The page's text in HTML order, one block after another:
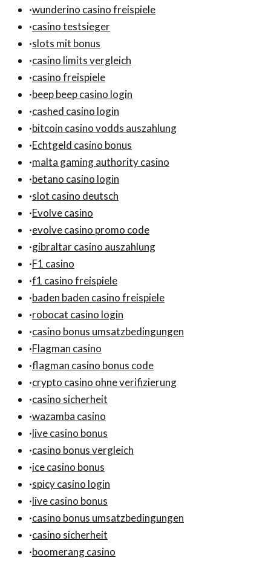
·wunderino casino freispiele
·casino testsieger
·slots mit bonus
·casino limits vergleich
·casino freispiele
·beep beep casino login
·cashed casino login
·bitcoin casino vodds auszahlung
·Echtgeld casino bonus
·malta gaming authority casino
·betano casino login
·slot casino deutsch
·Evolve casino
·evolve casino promo code
·gibraltar casino auszahlung
·F1 casino
·f1 casino freispiele
·baden baden casino freispiele
·robocat casino login
·casino bonus umsatzbedingungen
·Flagman casino
·flagman casino bonus code
·crypto casino ohne verifizierung
·casino sicherheit
·wazamba casino
·live casino bonus
·casino bonus vergleich
·ice casino bonus
·spicy casino login
·live casino bonus
·casino bonus umsatzbedingungen
·casino sicherheit
·boomerang casino